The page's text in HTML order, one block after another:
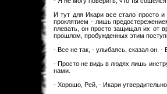
И тут для Икари все стало просто
проклятием - лишь
плевать, он просто защищал их от
прошлом, пробужденных этим
- Все не так, - улыбаясь, сказал он. -
- Просто не видь в людях лишь
нами.
- Хорошо, Рей, - Икари